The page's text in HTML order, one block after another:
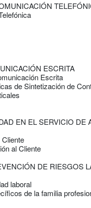
ESCRITA
Escrita
de Sintetización de
EN EL SERVICIO DE
al Cliente
DE RIESGOS
laboral
de la familia